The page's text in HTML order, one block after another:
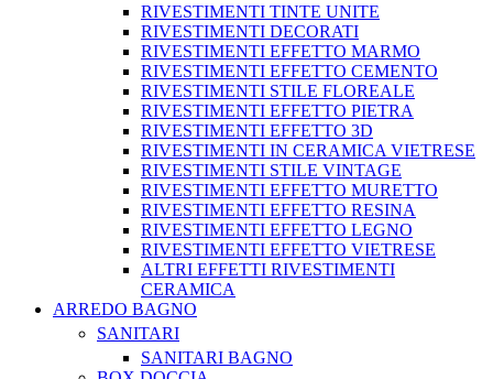
RIVESTIMENTI TINTE UNITE
RIVESTIMENTI DECORATI
RIVESTIMENTI EFFETTO MARMO
RIVESTIMENTI EFFETTO CEMENTO
RIVESTIMENTI STILE FLOREALE
RIVESTIMENTI EFFETTO PIETRA
RIVESTIMENTI EFFETTO 3D
RIVESTIMENTI IN CERAMICA VIETRESE
RIVESTIMENTI STILE VINTAGE
RIVESTIMENTI EFFETTO MURETTO
RIVESTIMENTI EFFETTO RESINA
RIVESTIMENTI EFFETTO LEGNO
RIVESTIMENTI EFFETTO VIETRESE
ALTRI EFFETTI RIVESTIMENTI
CERAMICA
ARREDO BAGNO
SANITARI
SANITARI BAGNO